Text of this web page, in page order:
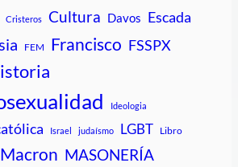
Cristeros Cultura Davos Escada
FEM Francisco FSSPX
Ideologia
Israel judaísmo LGBT Libro
Macron MASONERÍA